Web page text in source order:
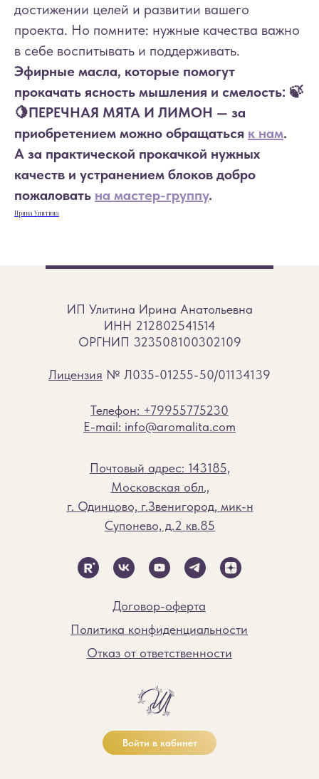
достижении целей и развитии вашего
проекта. Но помните: нужные качества важно
в себе воспитывать и поддерживать.
Эфирные масла, которые помогут
прокачать ясность мышления и смелость: 🍃
🍋ПЕРЕЧНАЯ МЯТА И ЛИМОН — за
приобретением можно обращаться к нам.
А за практической прокачкой нужных
качеств и устранением блоков добро
пожаловать на мастер-группу.
Ирина Улитина
ИП Улитина Ирина Анатольевна
ИНН 212802541514
ОРГНИП 323508100302109
Лицензия № Л035-01255-50/01134139
Договор-оферта
Политика конфиденциальности
Отказ от ответственности
Телефон: +79955775230
E-mail: info@aromalita.com
Почтовый адрес: 143185,
Московская обл.,
г. Одинцово, г.Звенигород, мик-н
Супонево, д.2 кв.85
Войти в кабинет